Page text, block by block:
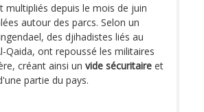
multipliés depuis le mois de juin
autour des parcs. Selon un
des djihadistes liés au
Qaida, ont repoussé les militaires
créant ainsi un vide sécuritaire et
partie du pays.